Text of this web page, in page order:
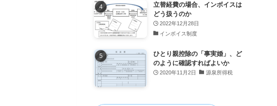
立替経費の場合、インボイスは
どう扱うのか
2022年12月28日
インボイス制度
ひとり親控除の「事実婚」、ど
のように確認すればよいか
2020年11月2日 源泉所得税